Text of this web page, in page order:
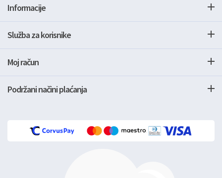
Informacije
Služba za korisnike
Moj račun
Podržani načini plaćanja